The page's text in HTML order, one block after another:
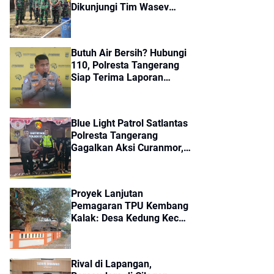
Dikunjungi Tim Wasev
Butuh Air Bersih? Hubungi
110, Polresta Tangerang
Siap Terima Laporan
Blue Light Patrol Satlantas
Polresta Tangerang
Gagalkan Aksi Curanmor,
Proyek Lanjutan
Pemagaran TPU Kembang
Kalak: Desa Kedung Kec
Masyarakat Kinerjanya
Rival di Lapangan,